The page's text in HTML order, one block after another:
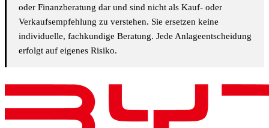
oder Finanzberatung dar und sind nicht als Kauf- oder
Verkaufsempfehlung zu verstehen. Sie ersetzen keine
individuelle, fachkundige Beratung. Jede Anlageentscheidung
erfolgt auf eigenes Risiko.